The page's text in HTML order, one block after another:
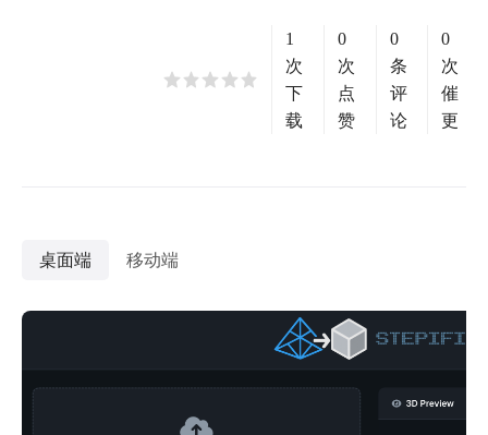
1
次
下
载
0
次
点
赞
0
条
评
论
0
次
催
更
桌面端 移动端